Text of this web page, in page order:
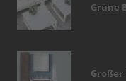
Grüne